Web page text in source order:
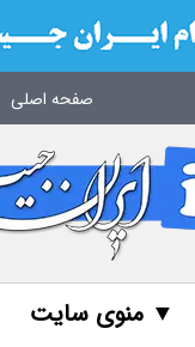
صفحه اصلی
▼ منوی سایت